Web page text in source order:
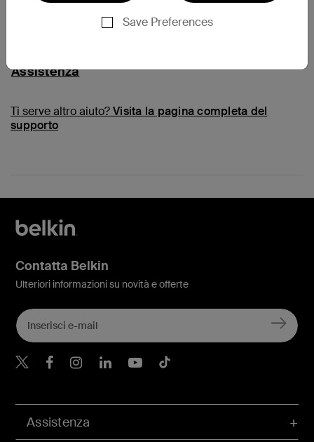
Save Preferences
Assistenza
Ti serve altro aiuto?Visita la pagina completa del
supporto
Assistenza
Contatta Belkin
Ulteriori informazioni su novità e offerte
Belkin Twitter
Belkin Facebook
Belkin Instagram
Belkin LinkedIn
Belkin Youtube
Belkin TikTok